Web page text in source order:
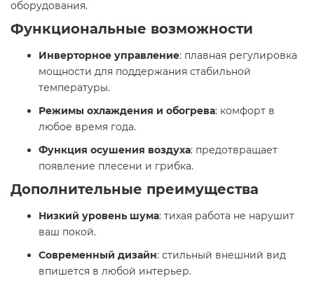
оборудования.​
Функциональные возможности
Инверторное управление: плавная регулировка
мощности для поддержания стабильной
температуры.​
Режимы охлаждения и обогрева: комфорт в
любое время года.​
Функция осушения воздуха: предотвращает
появление плесени и грибка.​
Дополнительные преимущества
Низкий уровень шума: тихая работа не нарушит
ваш покой.​
Современный дизайн: стильный внешний вид
впишется в любой интерьер.​